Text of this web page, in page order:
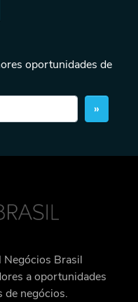
oportunidades de
»
Brasil
a oportunidades
de negócios.